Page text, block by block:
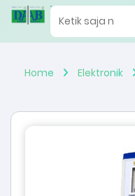
Home Elektronik